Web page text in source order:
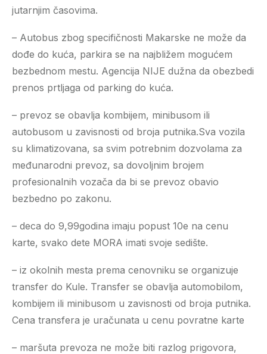
jutarnjim časovima.
– Autobus zbog specifičnosti Makarske ne može da
dođe do kuća, parkira se na najbližem mogućem
bezbednom mestu. Agencija NIJE dužna da obezbedi
prenos prtljaga od parking do kuća.
– prevoz se obavlja kombijem, minibusom ili
autobusom u zavisnosti od broja putnika.Sva vozila
su klimatizovana, sa svim potrebnim dozvolama za
međunarodni prevoz, sa dovoljnim brojem
profesionalnih vozača da bi se prevoz obavio
bezbedno po zakonu.
– deca do 9,99godina imaju popust 10e na cenu
karte, svako dete MORA imati svoje sedište.
– iz okolnih mesta prema cenovniku se organizuje
transfer do Kule. Transfer se obavlja automobilom,
kombijem ili minibusom u zavisnosti od broja putnika.
Cena transfera je uračunata u cenu povratne karte
– maršuta prevoza ne može biti razlog prigovora,